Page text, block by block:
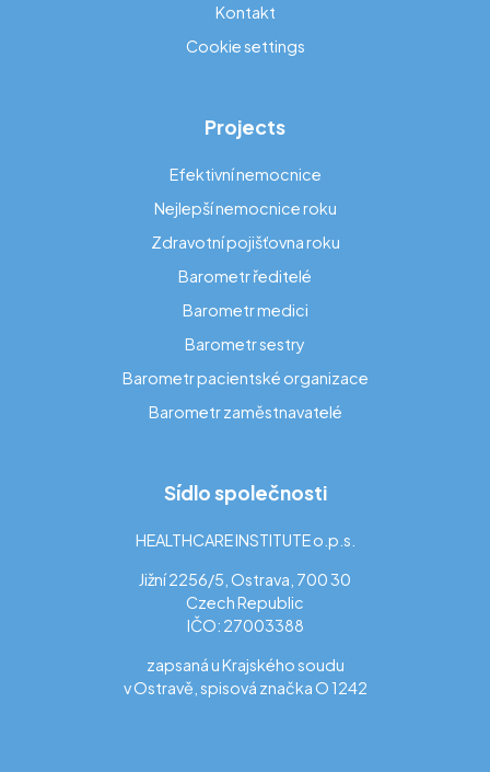
Kontakt
Cookie settings
Projects
Efektivní nemocnice
Nejlepší nemocnice roku
Zdravotní pojišťovna roku
Barometr ředitelé
Barometr medici
Barometr sestry
Barometr pacientské organizace
Barometr zaměstnavatelé
Sídlo společnosti
HEALTHCARE INSTITUTE o.p.s.
Jižní 2256/5, Ostrava, 700 30
Czech Republic
IČO: 27003388
zapsaná u Krajského soudu
v Ostravě, spisová značka O 1242